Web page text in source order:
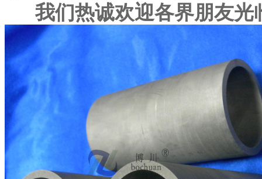
我们热诚欢迎各界朋友光